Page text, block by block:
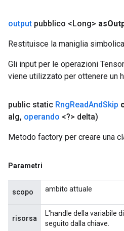
output pubblico <Long> as
Restituisce la maniglia
Gli input per le operazioni
viene utilizzato per ottenere un
public static RngReadAndSkip
alg, operando <?> delta)
Metodo factory per creare una
Parametri
scopo ambito attuale
risorsa
L'handle della variabile
seguito dalla chiave.